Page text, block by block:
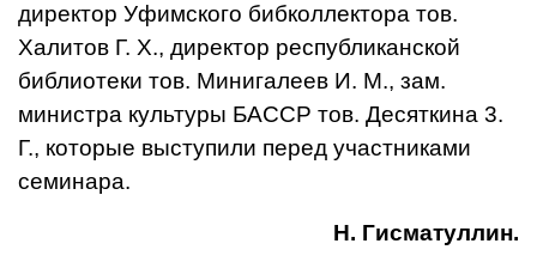
директор Уфимского бибколлектора тов.
Халитов Г. X., директор pecпубликанской
библиотеки тов. Минигалеев И. М., зам.
министра культуры БАССР тов. Десяткина 3.
Г., которые выступили перед участ­никами
семинара.
Н. Гисматуллин.